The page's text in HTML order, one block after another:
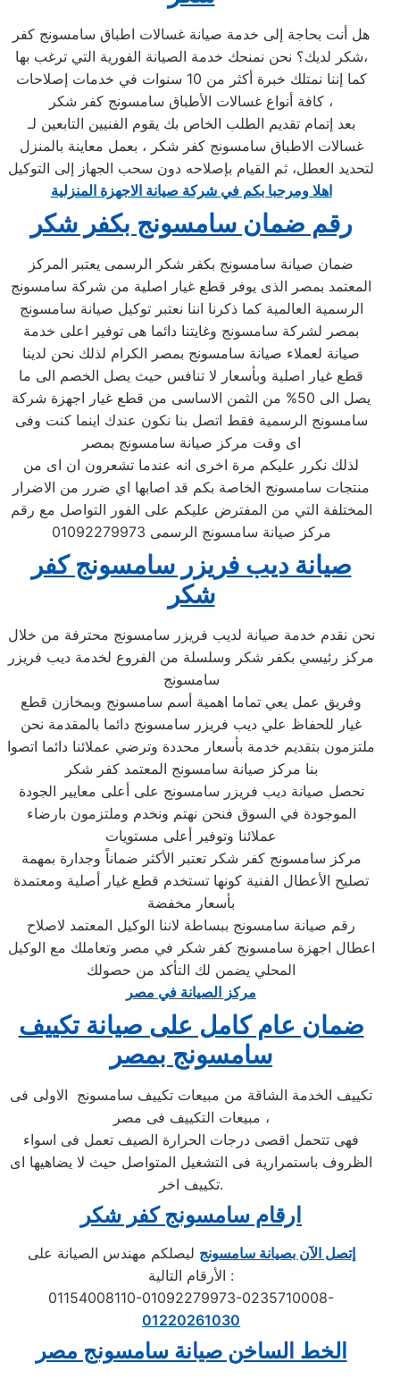
هل أنت بحاجة إلى خدمة صيانة غسالات اطباق سامسونج كفر
شكر لديك؟ نحن نمنحك خدمة الصيانة الفورية التي ترغب بها،
كما إننا نمتلك خبرة أكثر من 10 سنوات في خدمات إصلاحات
كافة أنواع غسالات الأطباق سامسونج كفر شكر ،
بعد إتمام تقديم الطلب الخاص بك يقوم الفنيين التابعين لـ
غسالات الاطباق سامسونج كفر شكر ، بعمل معاينة بالمنزل
لتحديد العطل، ثم القيام بإصلاحه دون سحب الجهاز إلى التوكيل
اهلا ومرحبا بكم في شركة صيانة الاجهزة المنزلية
رقم ضمان سامسونج بكفر شكر
ضمان صيانة سامسونج بكفر شكر الرسمى يعتبر المركز
المعتمد بمصر الذى يوفر قطع غيار اصلية من شركة سامسونج
الرسمية العالمية كما ذكرنا اننا نعتبر توكيل صيانة سامسونج
بمصر لشركة سامسونج وغايتنا دائما هى توفير اعلى خدمة
صيانة لعملاء صيانة سامسونج بمصر الكرام لذلك نحن لدينا
قطع غيار اصلية وبأسعار لا تنافس حيث يصل الخصم الى ما
يصل الى 50% من الثمن الاساسى من قطع غيار اجهزة شركة
سامسونج الرسمية فقط اتصل بنا نكون عندك اينما كنت وفى
اى وقت مركز صيانة سامسونج بمصر
لذلك نكرر عليكم مرة اخرى انه عندما تشعرون ان اى من
منتجات سامسونج الخاصة بكم قد اصابها اي ضرر من الاضرار
المختلفة التي من المفترض عليكم على الفور التواصل مع رقم
مركز صيانة سامسونج الرسمى 01092279973
صيانة ديب فريزر سامسونج كفر
شكر
نحن نقدم خدمة صيانة لديب فريزر سامسونج محترفة من خلال
مركز رئيسي بكفر شكر وسلسلة من الفروع لخدمة ديب فريزر
سامسونج
وفريق عمل يعي تماما اهمية أسم سامسونج وبمخازن قطع
غيار للحفاظ علي ديب فريزر سامسونج دائما بالمقدمة نحن
ملتزمون بتقديم خدمة بأسعار محددة وترضي عملائنا دائما اتصوا
بنا مركز صيانة سامسونج المعتمد كفر شكر
تحصل صيانة ديب فريزر سامسونج على أعلى معايير الجودة
الموجودة في السوق فنحن نهتم ونخدم وملتزمون بارضاء
عملائنا وتوفير أعلى مستويات
مركز سامسونج كفر شكر تعتبر الأكثر ضماناً وجدارة بمهمة
تصليح الأعطال الفنية كونها تستخدم قطع غيار أصلية ومعتمدة
بأسعار مخفضة
رقم صيانة سامسونج ببساطة لاننا الوكيل المعتمد لاصلاح
اعطال اجهزة سامسونج كفر شكر في مصر وتعاملك مع الوكيل
المحلي يضمن لك التأكد من حصولك
مركز الصيانة في مصر
ضمان عام كامل على صيانة تكييف
سامسونج بمصر
تكييف الخدمة الشاقة من مبيعات تكييف سامسونج الاولى فى
مبيعات التكييف فى مصر ،
فهى تتحمل اقصى درجات الحرارة الصيف تعمل فى اسواء
الظروف باستمرارية فى التشغيل المتواصل حيث لا يضاهيها اى
تكييف اخر.
ارقام سامسونج كفر شكر
إتصل الآن بصيانة سامسونج ليصلكم مهندس الصيانة على
الأرقام التالية :
01154008110-01092279973-0235710008-
01220261030
الخط الساخن صيانة سامسونج مصر